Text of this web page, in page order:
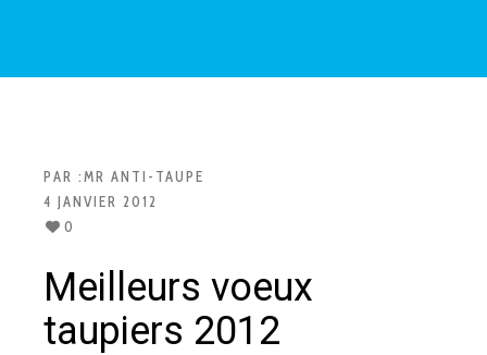
PAR :MR ANTI-TAUPE
4 JANVIER 2012
0
Meilleurs voeux
taupiers 2012